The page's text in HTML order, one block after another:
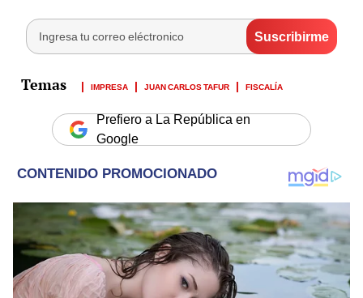
IMPRESA JUAN CARLOS TAFUR FISCALÍA
Prefiero a La República en
Google